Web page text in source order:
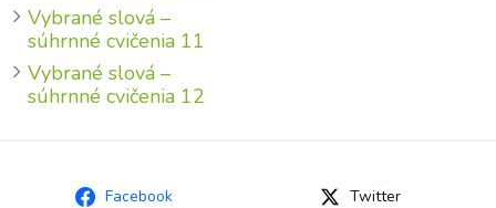
Vybrané slová –
súhrnné cvičenia 11
Vybrané slová –
súhrnné cvičenia 12
Facebook Twitter